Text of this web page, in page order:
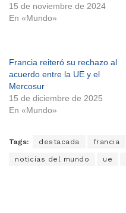
15 de noviembre de 2024
En «Mundo»
Francia reiteró su rechazo al
acuerdo entre la UE y el
Mercosur
15 de diciembre de 2025
En «Mundo»
Tags: destacada francia
noticias del mundo ue